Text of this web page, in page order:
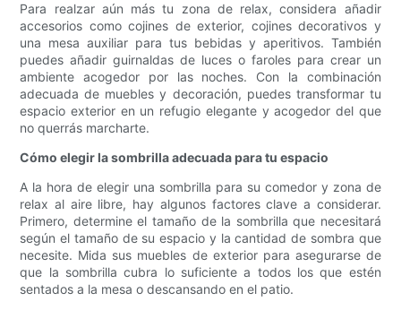
Para realzar aún más tu zona de relax, considera añadir
accesorios como cojines de exterior, cojines decorativos y
una mesa auxiliar para tus bebidas y aperitivos. También
puedes añadir guirnaldas de luces o faroles para crear un
ambiente acogedor por las noches. Con la combinación
adecuada de muebles y decoración, puedes transformar tu
espacio exterior en un refugio elegante y acogedor del que
no querrás marcharte.
Cómo elegir la sombrilla adecuada para tu espacio
A la hora de elegir una sombrilla para su comedor y zona de
relax al aire libre, hay algunos factores clave a considerar.
Primero, determine el tamaño de la sombrilla que necesitará
según el tamaño de su espacio y la cantidad de sombra que
necesite. Mida sus muebles de exterior para asegurarse de
que la sombrilla cubra lo suficiente a todos los que estén
sentados a la mesa o descansando en el patio.